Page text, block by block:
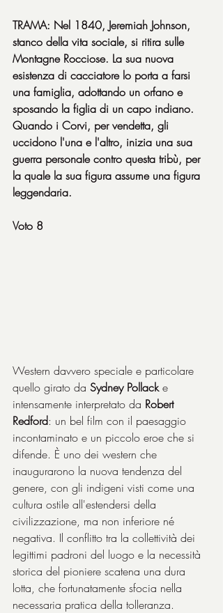
TRAMA: Nel 1840, Jeremiah Johnson,
stanco della vita sociale, si ritira sulle
Montagne Rocciose. La sua nuova
esistenza di cacciatore lo porta a farsi
una famiglia, adottando un orfano e
sposando la figlia di un capo indiano.
Quando i Corvi, per vendetta, gli
uccidono l'una e l'altro, inizia una sua
guerra personale contro questa tribù, per
la quale la sua figura assume una figura
leggendaria.
Voto 8
Western davvero speciale e particolare
quello girato da Sydney Pollack e
intensamente interpretato da Robert
Redford: un bel film con il paesaggio
incontaminato e un piccolo eroe che si
difende. È uno dei western che
inaugurarono la nuova tendenza del
genere, con gli indigeni visti come una
cultura ostile all'estendersi della
civilizzazione, ma non inferiore né
negativa. Il conflitto tra la collettività dei
legittimi padroni del luogo e la necessità
storica del pioniere scatena una dura
lotta, che fortunatamente sfocia nella
necessaria pratica della tolleranza.